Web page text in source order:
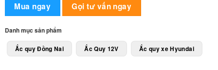
Mua ngay Gọi tư vấn ngay
Danh mục sản phẩm
Ắc quy Đồng Nai Ắc Quy 12V Ắc quy xe Hyundai